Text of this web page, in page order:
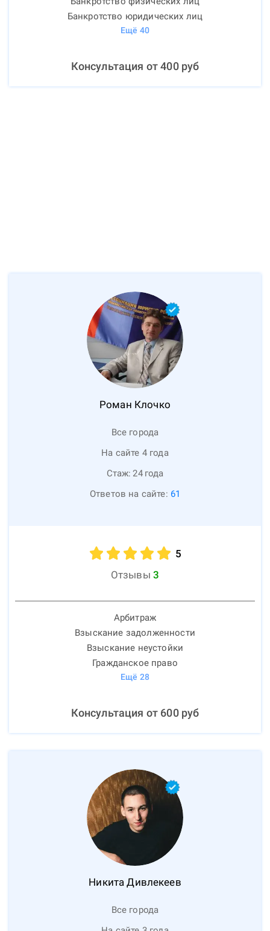
Банкротство юридических лиц
Ещё 40
Консультация от400руб
Роман Клочко
Все города
На сайте 4 года
Стаж: 24 года
Ответов на сайте: 61
5
Отзывы 3
Арбитраж
Взыскание задолженности
Взыскание неустойки
Гражданское право
Ещё 28
Консультация от 600руб
Никита Дивлекеев
Все города